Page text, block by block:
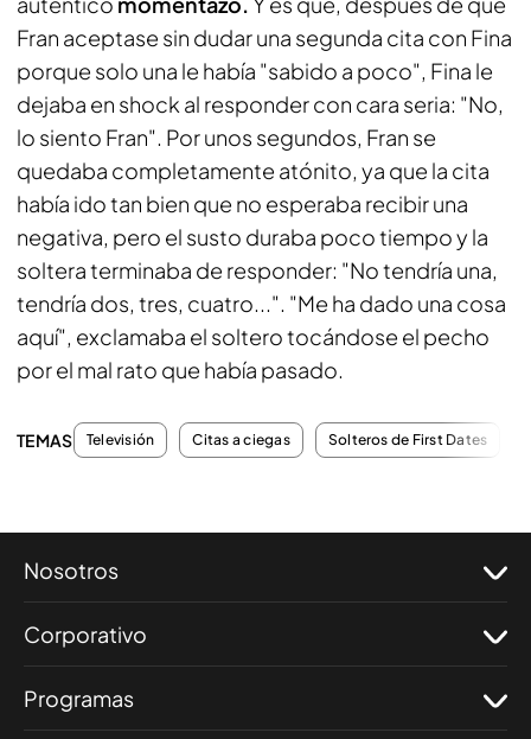
Fran aceptase sin dudar una segunda cita con Fina
porque solo una le había "sabido a poco", Fina le
dejaba en shock al responder con cara seria: "No,
lo siento Fran". Por unos segundos, Fran se
quedaba completamente atónito, ya que la cita
había ido tan bien que no esperaba recibir una
negativa, pero el susto duraba poco tiempo y la
soltera terminaba de responder: "No tendría una,
tendría dos, tres, cuatro...". "Me ha dado una cosa
aquí", exclamaba el soltero tocándose el pecho
por el mal rato que había pasado.
TEMAS Televisión Citas a ciegas Solteros de First Dates
Nosotros
Corporativo
Programas